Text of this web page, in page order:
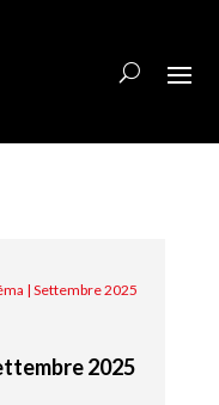
| Settembre 2025
2025